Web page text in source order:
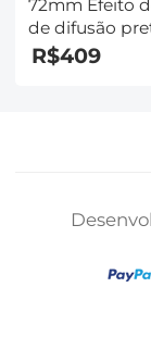
72mm Efeito
de difusão
variável ND2-
R$409